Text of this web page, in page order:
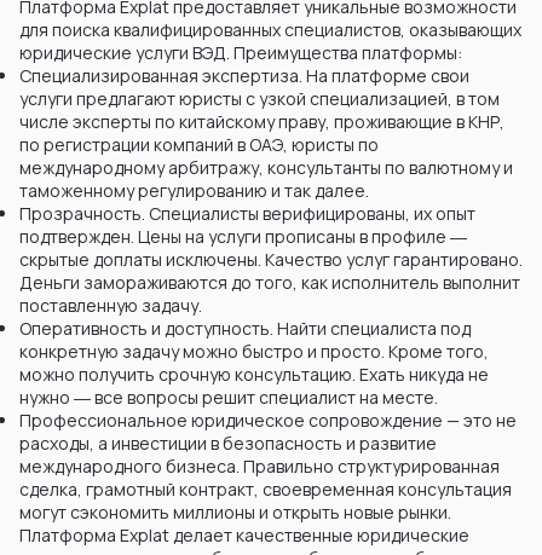
Платформа Explat предоставляет уникальные возможности
для поиска квалифицированных специалистов, оказывающих
юридические услуги ВЭД. Преимущества платформы:
Специализированная экспертиза. На платформе свои
услуги предлагают юристы с узкой специализацией, в том
числе эксперты по китайскому праву, проживающие в КНР,
по регистрации компаний в ОАЭ, юристы по
международному арбитражу, консультанты по валютному и
таможенному регулированию и так далее.
Прозрачность. Специалисты верифицированы, их опыт
подтвержден. Цены на услуги прописаны в профиле ―
скрытые доплаты исключены. Качество услуг гарантировано.
Деньги замораживаются до того, как исполнитель выполнит
поставленную задачу.
Оперативность и доступность. Найти специалиста под
конкретную задачу можно быстро и просто. Кроме того,
можно получить срочную консультацию. Ехать никуда не
нужно ― все вопросы решит специалист на месте.
Профессиональное юридическое сопровождение — это не
расходы, а инвестиции в безопасность и развитие
международного бизнеса. Правильно структурированная
сделка, грамотный контракт, своевременная консультация
могут сэкономить миллионы и открыть новые рынки.
Платформа Explat делает качественные юридические